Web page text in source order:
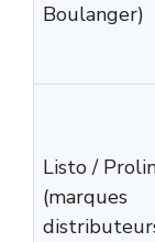
Boulanger)
Listo /
(marques